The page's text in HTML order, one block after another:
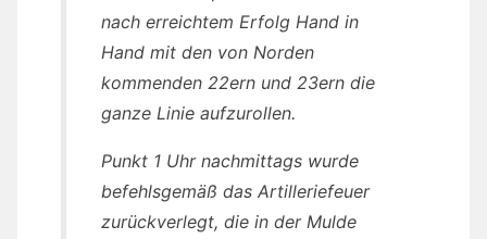
nach erreichtem Erfolg Hand in
Hand mit den von Norden
kommenden 22ern und 23ern die
ganze Linie aufzurollen.
Punkt 1 Uhr nachmittags wurde
befehlsgemäß das Artilleriefeuer
zurückverlegt, die in der Mulde